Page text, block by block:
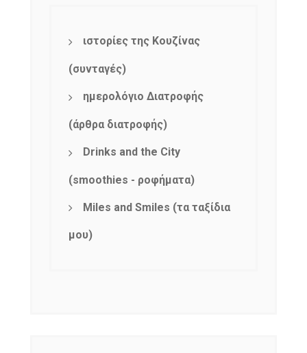
ιστορίες της Κουζίνας
(συνταγές)
ημερολόγιο Διατροφής
(άρθρα διατροφής)
Drinks and the City
(smoothies - ροφήματα)
Miles and Smiles (τα ταξίδια
μου)
NEWSLETTER
mel
y updates
fro
m